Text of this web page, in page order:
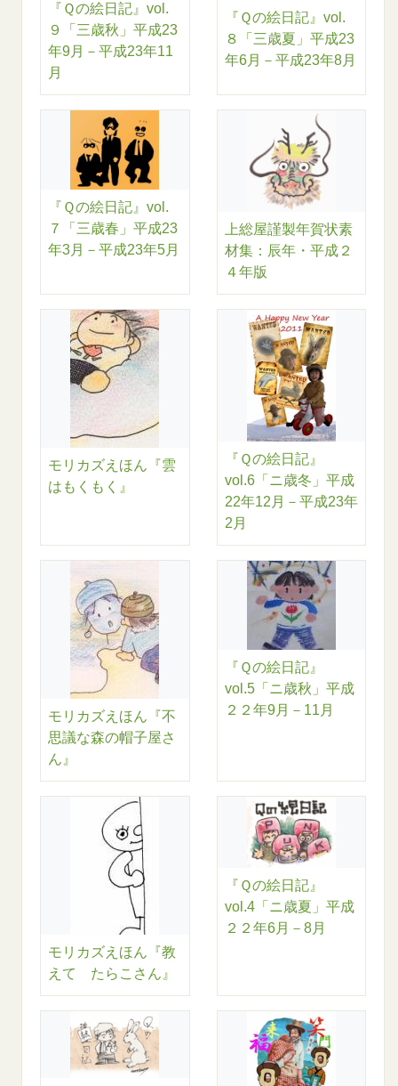
『Ｑの絵日記』vol.
９「三歳秋」平成23
年9月－平成23年11
月
『Ｑの絵日記』vol.
８「三歳夏」平成23
年6月－平成23年8月
『Ｑの絵日記』vol.
７「三歳春」平成23
年3月－平成23年5月
上総屋謹製年賀状素
材集：辰年・平成２
４年版
モリカズえほん『雲
はもくもく』
『Ｑの絵日記』
vol.6「ニ歳冬」平成
22年12月－平成23年
2月
モリカズえほん『不
思議な森の帽子屋さ
ん』
『Ｑの絵日記』
vol.5「ニ歳秋」平成
２２年9月－11月
モリカズえほん『教
えて たらこさん』
『Ｑの絵日記』
vol.4「ニ歳夏」平成
２２年6月－8月